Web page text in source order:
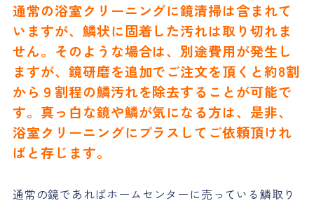
通常の浴室クリーニングに鏡清掃は含まれて
いますが、鱗状に固着した汚れは取り切れま
せん。そのような場合は、別途費用が発生し
ますが、鏡研磨を追加でご注文を頂くと約8割
から９割程の鱗汚れを除去することが可能で
す。真っ白な鏡や鱗が気になる方は、是非、
浴室クリーニングにプラスしてご依頼頂けれ
ばと存じます。
通常の鏡であればホームセンターに売っている鱗取り